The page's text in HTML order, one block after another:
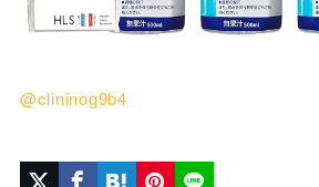
@clininog9b4